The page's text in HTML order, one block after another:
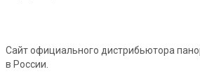
Сайт официального дистрибьютора
в России.